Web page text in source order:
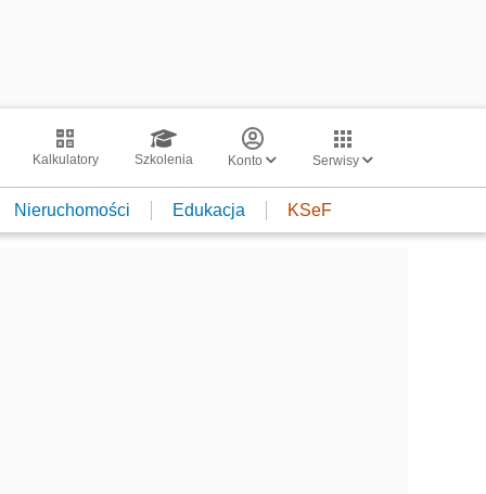
Kalkulatory Szkolenia Konto Serwisy
Nieruchomości Edukacja KSeF